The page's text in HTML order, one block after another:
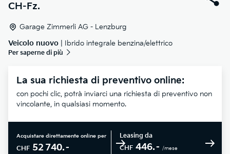
CH-Fz.
Garage Zimmerli AG - Lenzburg
Veicolo nuovo | Ibrido integrale benzina/elettrico
Per saperne di più
La sua richiesta di preventivo online:
con pochi clic, potrà inviarci una richiesta di preventivo non
vincolante, in qualsiasi momento.
Acquistare direttamente online per
CHF 52 740.–
Leasing da
CHF 446.– /mese